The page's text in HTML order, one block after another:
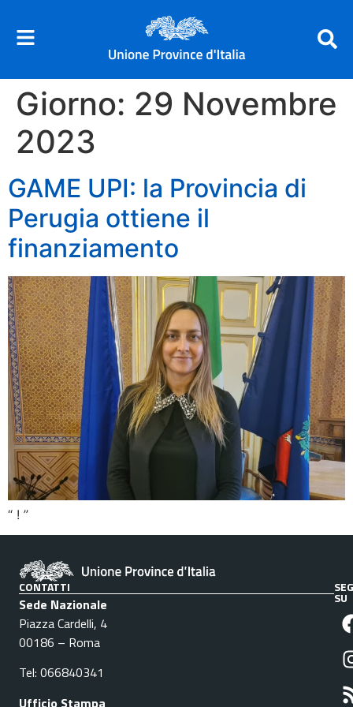
Giorno: 29 Novembre
2023
GAME UPI: la Provincia di
Perugia ottiene il
finanziamento
“ ! ”
CONTATTI
Sede Nazionale
Piazza Cardelli, 4
00186 – Roma
Tel: 066840341
Ufficio Stampa
SU